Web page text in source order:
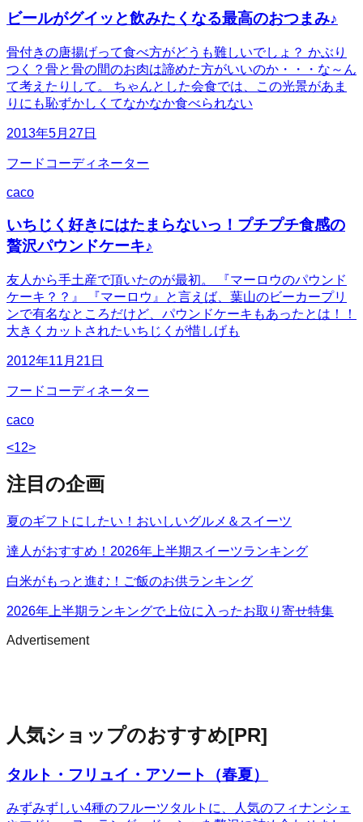
ビールがグイッと飲みたくなる最高のおつまみ♪
骨付きの唐揚げって食べ方がどうも難しいでしょ？ かぶり
つく？骨と骨の間のお肉は諦めた方がいいのか・・・な～ん
て考えたりして。 ちゃんとした会食では、この光景があま
りにも恥ずかしくてなかなか食べられない
2013年5月27日
フードコーディネーター
caco
いちじく好きにはたまらないっ！プチプチ食感の
贅沢パウンドケーキ♪
友人から手土産で頂いたのが最初。 『マーロウのパウンド
ケーキ？？』 『マーロウ』と言えば、葉山のビーカープリ
ンで有名なところだけど、パウンドケーキもあったとは！！
大きくカットされたいちじくが惜しげも
2012年11月21日
フードコーディネーター
caco
<12>
注目の企画
夏のギフトにしたい！おいしいグルメ＆スイーツ
達人がおすすめ！2026年上半期スイーツランキング
白米がもっと進む！ご飯のお供ランキング
2026年上半期ランキングで上位に入ったお取り寄せ特集
Advertisement
人気ショップのおすすめ[PR]
タルト・フリュイ・アソート（春夏）
みずみずしい4種のフルーツタルトに、人気のフィナンシェ